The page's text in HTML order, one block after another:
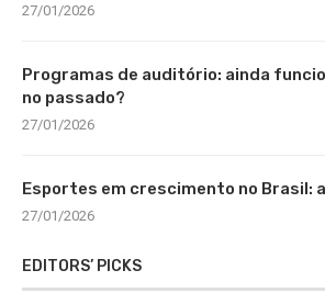
27/01/2026
Programas de auditório: ainda
no passado?
27/01/2026
Esportes em crescimento no Brasil:
27/01/2026
EDITORS’ PICKS